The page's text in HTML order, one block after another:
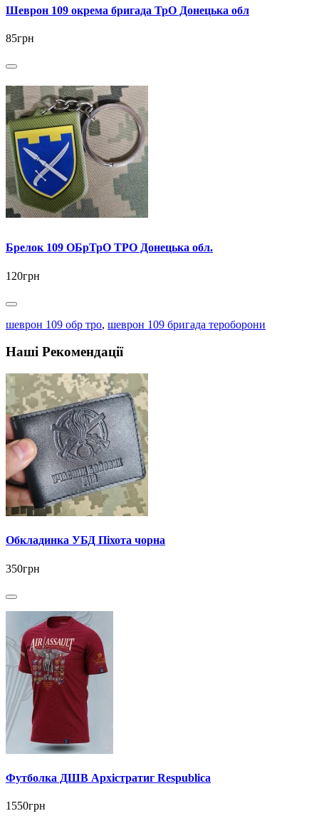
Шеврон 109 окрема бригада ТрО Донецька обл
85грн
Брелок 109 ОБрТрО ТРО Донецька обл.
120грн
шеврон 109 обр тро, шеврон 109 бригада тероборони
Наші Рекомендації
Обкладинка УБД Піхота чорна
350грн
Футболка ДШВ Архістратиг Respublica
1550грн